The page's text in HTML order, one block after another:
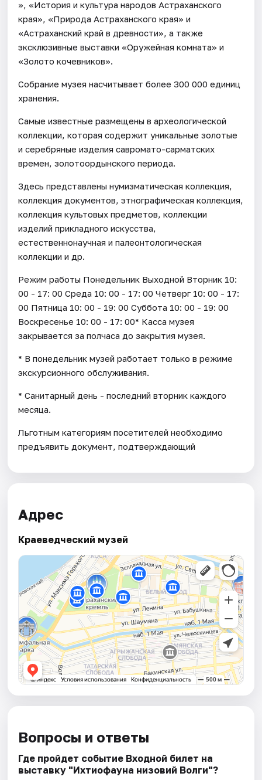
», «История и культура народов Астраханского
края», «Природа Астраханского края» и
«Астраханский край в древности», а также
эксклюзивные выставки «Оружейная комната» и
«Золото кочевников».
Собрание музея насчитывает более 300 000 единиц
хранения.
Самые известные размещены в археологической
коллекции, которая содержит уникальные золотые
и серебряные изделия савромато-сарматских
времен, золотоордынского периода.
Здесь представлены нумизматическая коллекция,
коллекция документов, этнографическая коллекция,
коллекция культовых предметов, коллекции
изделий прикладного искусства,
естественнонаучная и палеонтологическая
коллекции и др.
Режим работы Понедельник Выходной Вторник 10:
00 - 17: 00 Среда 10: 00 - 17: 00 Четверг 10: 00 - 17:
00 Пятница 10: 00 - 19: 00 Суббота 10: 00 - 19: 00
Воскресенье 10: 00 - 17: 00* Касса музея
закрывается за полчаса до закрытия музея.
* В понедельник музей работает только в режиме
экскурсионного обслуживания.
* Санитарный день - последний вторник каждого
месяца.
Льготным категориям посетителей необходимо
предъявить документ, подтверждающий
Адрес
Краеведческий музей
Вопросы и ответы
Где пройдет событие Входной билет на
выставку "Ихтиофауна низовий Волги"?